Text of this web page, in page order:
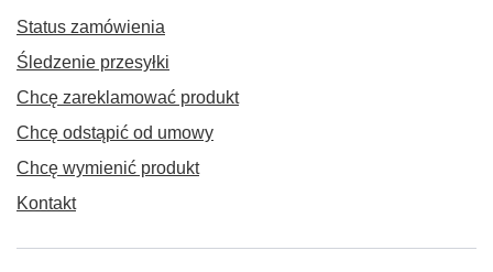
Status zamówienia
Śledzenie przesyłki
Chcę zareklamować produkt
Chcę odstąpić od umowy
Chcę wymienić produkt
Kontakt